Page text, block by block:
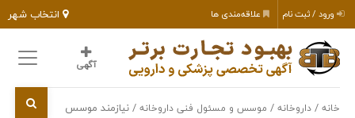
انتخاب شهر ورود / ثبت نام علاقه‌مندی ها
آگهی
خانه /داروخانه / موسس و مسئول فنی داروخانه / نیازمند موسس